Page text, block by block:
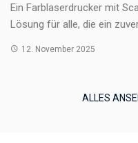
Ein Farblaserdrucker mit
Lösung für alle, die ein
12. November 2025
ALLES